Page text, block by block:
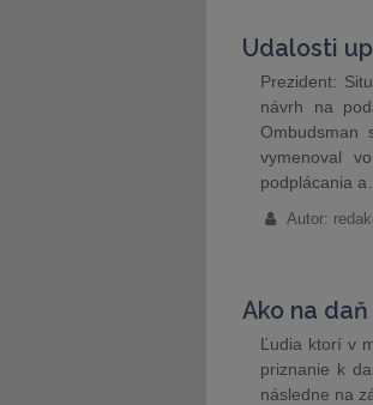
Udalosti
Prezident:
návrh na
vymenoval
podplácania a…
Autor:
Ako na
Ľudia ktorí v
priznanie k
následne na